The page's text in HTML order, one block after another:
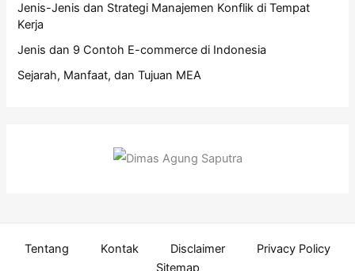
Jenis-Jenis dan Strategi Manajemen Konflik di Tempat
Kerja
Jenis dan 9 Contoh E-commerce di Indonesia
Sejarah, Manfaat, dan Tujuan MEA
Tentang Kontak Disclaimer
Privacy Policy
Sitemap